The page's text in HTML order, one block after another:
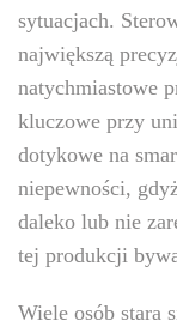
sytuacjach.
największą
natychmiastowe
kluczowe przy
dotykowe na
niepewności,
daleko lub nie
tej produkcji
Wiele osób stara